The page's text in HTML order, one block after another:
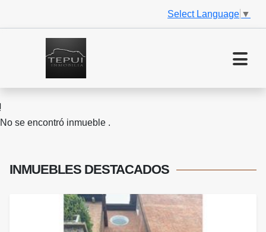
Select Language ▼
No se encontró inmueble .
INMUEBLES DESTACADOS